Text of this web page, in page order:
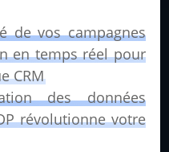
de vos campagnes
en temps réel pour
CRM
des données
révolutionne votre